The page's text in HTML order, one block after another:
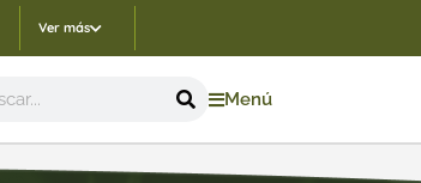
Indicadores Precios de Referencia FEP - 05/
Ver más
Menú